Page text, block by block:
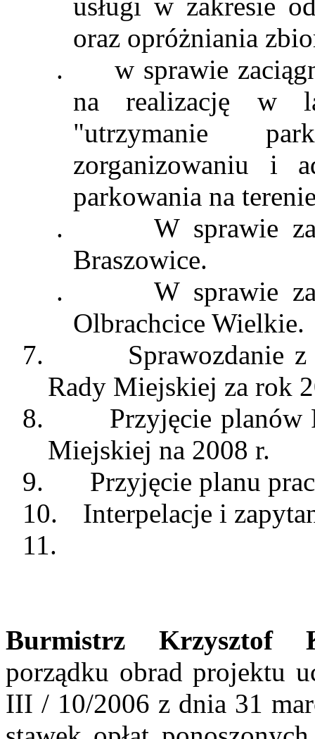
oraz opróżniania
.
wsprawie
na realizację w
"utrzymanie
zorganizowaniu i
parkowania na
.
W sprawie
Braszowice.
.
W sprawie
Olbrachcice Wielkie.
7.
Sprawozdanie
Rady Miejskiej za rok
8.
Przyjęcie planów
Miejskiej na 2008 r.
9.
Przyjęcie planu
10.
Interpelacje i
11.
Burmistrz Krzysztof
porządku obrad projektu
III / 10/2006 z dnia 31